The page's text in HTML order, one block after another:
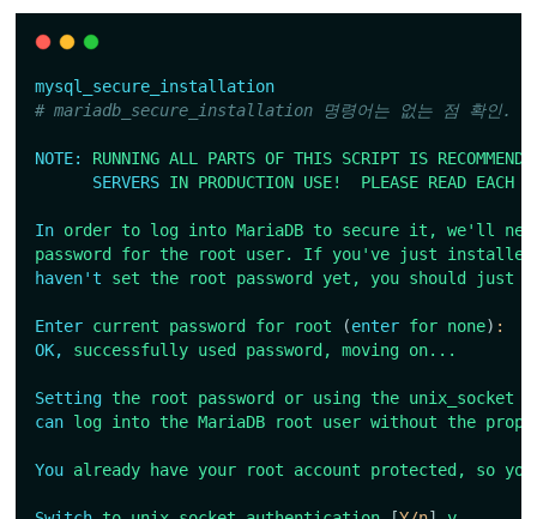
mysql_secure_installation
# mariadb_secure_installation 명령어는 없는 점 확인.
NOTE: RUNNING ALL PARTS OF THIS SCRIPT IS
SERVERS IN PRODUCTION USE! PLEASE READ EACH
In order to log into MariaDB to secure it,
we'll
password for the root user. If you've
just
installed
haven't
set the root password yet, you should just
Enter current password for root (enter for none) :
OK,
successfully used password, moving on...
Setting the root password or using the unix_socket
can log into the MariaDB root user without the
You already have your root account protected, so you